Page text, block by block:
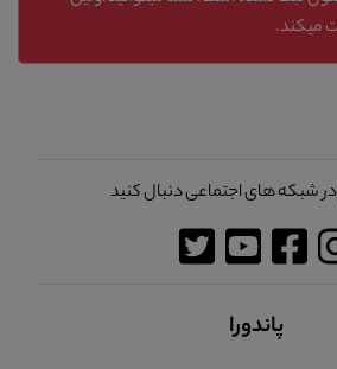
در شبکه های اجتماعی دنبال کنید
پاندورا